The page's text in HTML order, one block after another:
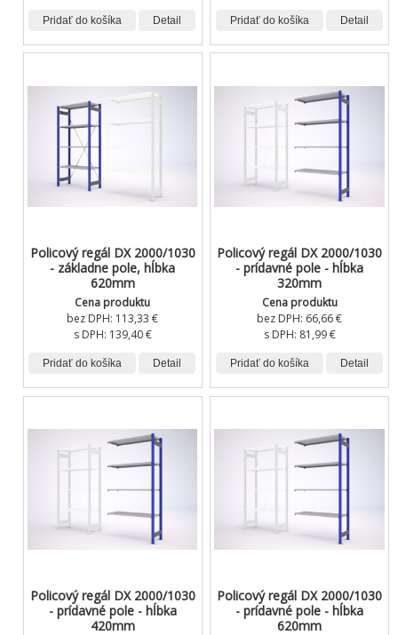
Pridať do košíka Detail Pridať do košíka Detail
Policový regál DX 2000/1030
- základne pole, hĺbka
620mm
Cena produktu
bez DPH: 113,33 €
s DPH: 139,40 €
Pridať do košíka Detail
Policový regál DX 2000/1030
- prídavné pole - hĺbka
320mm
Cena produktu
bez DPH: 66,66 €
s DPH: 81,99 €
Pridať do košíka Detail
Policový regál DX 2000/1030
- prídavné pole - hĺbka
420mm
Policový regál DX 2000/1030
- prídavné pole - hĺbka
620mm